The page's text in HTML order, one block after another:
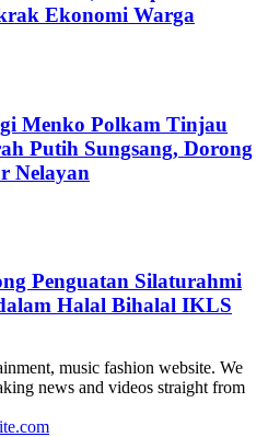
Ekonomi Warga
Menko Polkam Tinjau
Putih Sungsang, Dorong
Nelayan
Penguatan Silaturahmi
Halal Bihalal IKLS
music fashion website. We
news and videos straight from